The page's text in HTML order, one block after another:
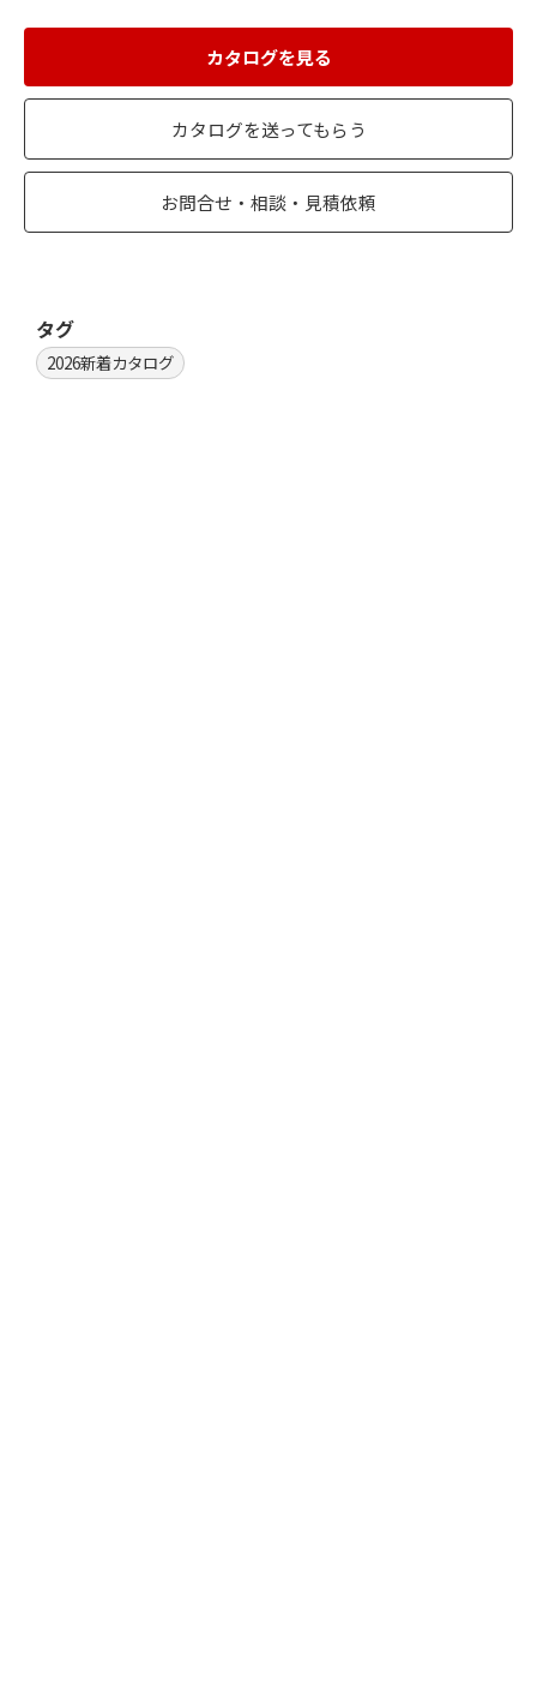
カタログを見る
カタログを送ってもらう
お問合せ・相談・見積依頼
タグ
2026新着カタログ